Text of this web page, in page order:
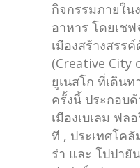
กิจกรรมภายใน
อาหาร โดยเช
เมืองสร้างสรร
(Creative City
ยูเนสโก ที่เดินท
ครั้งนี้ ประกอบ
เมืองเบเลม ฟล
ที , ประเทศโคลั
ร่า และ โปปายั